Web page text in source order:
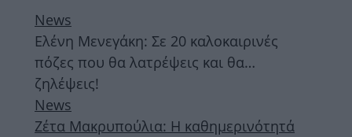
News
Ελένη Μενεγάκη: Σε 20 καλοκαιρινές
πόζες που θα λατρέψεις και θα…
ζηλέψεις!
News
Ζέτα Μακρυπούλια: Η καθημερινότητά